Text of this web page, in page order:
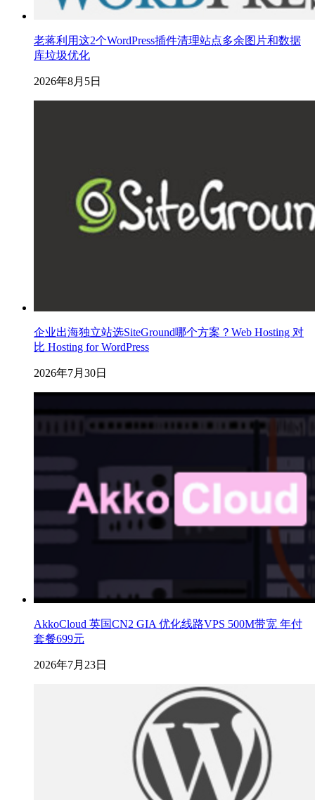
老蒋利用这2个WordPress插件清理站点多余图片和数据
库垃圾优化
2026年8月5日
企业出海独立站选SiteGround哪个方案？Web Hosting 对
比 Hosting for WordPress
2026年7月30日
AkkoCloud 英国CN2 GIA 优化线路VPS 500M带宽 年付
套餐699元
2026年7月23日